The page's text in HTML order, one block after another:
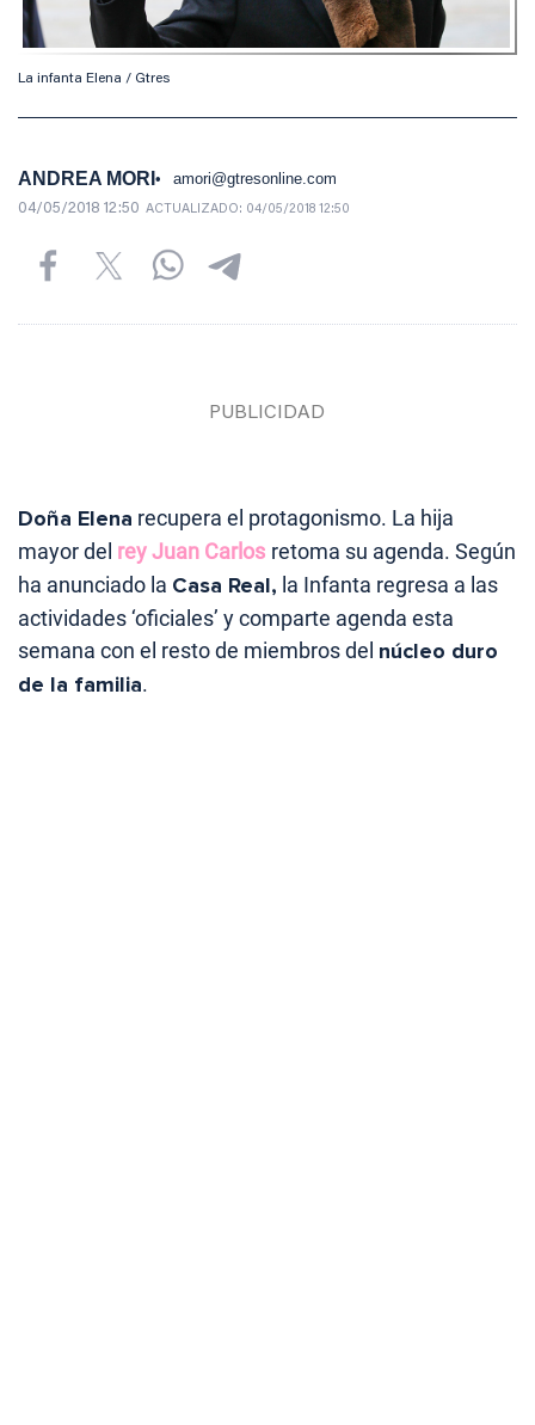
La infanta Elena / Gtres
ANDREA MORI amori@gtresonline.com
04/05/2018 12:50 ACTUALIZADO: 04/05/2018 12:50
Doña Elena recupera el protagonismo. La hija
mayor del rey Juan Carlos retoma su agenda. Según
ha anunciado la Casa Real, la Infanta regresa a las
actividades ‘oficiales’ y comparte agenda esta
semana con el resto de miembros del núcleo duro
de la familia.